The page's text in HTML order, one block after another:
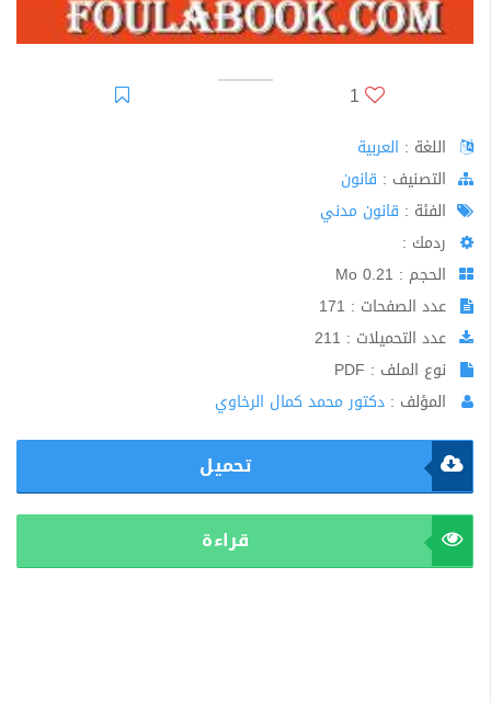
1
اللغة : العربية
اﻟﺘﺼﻨﻴﻒ : قانون
الفئة : قانون مدني
ردمك :
الحجم : 0.21 Mo
عدد الصفحات : 171
عدد التحميلات : 211
نوع الملف : PDF
المؤلف : دكتور محمد كمال الرخاوي
تحميل
قراءة